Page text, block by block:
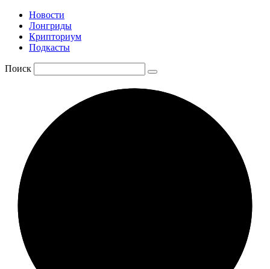
Новости
Лонгриды
Крипториум
Подкасты
Поиск